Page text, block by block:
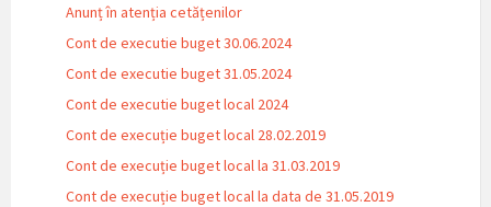
Anunț în atenția cetățenilor
Cont de executie buget 30.06.2024
Cont de executie buget 31.05.2024
Cont de executie buget local 2024
Cont de execuție buget local 28.02.2019
Cont de execuție buget local la 31.03.2019
Cont de execuție buget local la data de 31.05.2019